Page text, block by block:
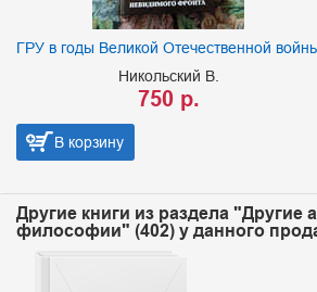
ГРУ в годы Великой Отечественной
Никольский В.
750 р.
В корзину
Другие книги из раздела "Другие
философии" (402) у данного